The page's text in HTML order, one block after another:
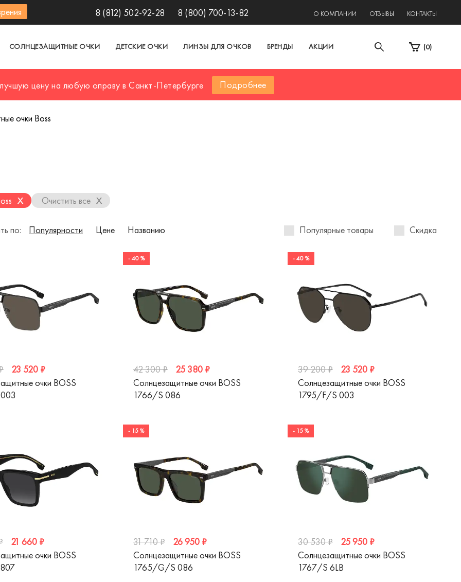
8 (812) 502-92-28 8 (800) 700-13-82 О КОМПАНИИ ОТЗЫВЫ КОНТАКТЫ
СОЛНЦЕЗАЩИТНЫЕ ОЧКИ ДЕТСКИЕ ОЧКИ ЛИНЗЫ ДЛЯ ОЧКОВ БРЕНДЫ АКЦИИ (0)
цену на любую оправу в Санкт-Петербурге Подробнее
очки Boss
x Очистить все x
по: Популярности Цене Названию Популярные товары Скидка
23 520 ₽
очки BOSS
- 40 %
42 300 ₽
25 380 ₽
Солнцезащитные очки BOSS
1766/S 086
- 40 %
39 200 ₽
23 520 ₽
Солнцезащитные очки BOSS
1795/F/S 003
21 660 ₽
очки BOSS
- 15 %
31 710 ₽
26 950 ₽
Солнцезащитные очки BOSS
1765/G/S 086
- 15 %
30 530 ₽
25 950 ₽
Солнцезащитные очки BOSS
1767/S 6LB